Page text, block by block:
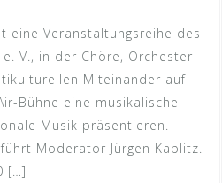
eine Veranstaltungsreihe des
V., in der Chöre, Orchester
Miteinander auf
Bühne eine musikalische
Musik präsentieren.
Moderator Jürgen Kablitz.
[…]